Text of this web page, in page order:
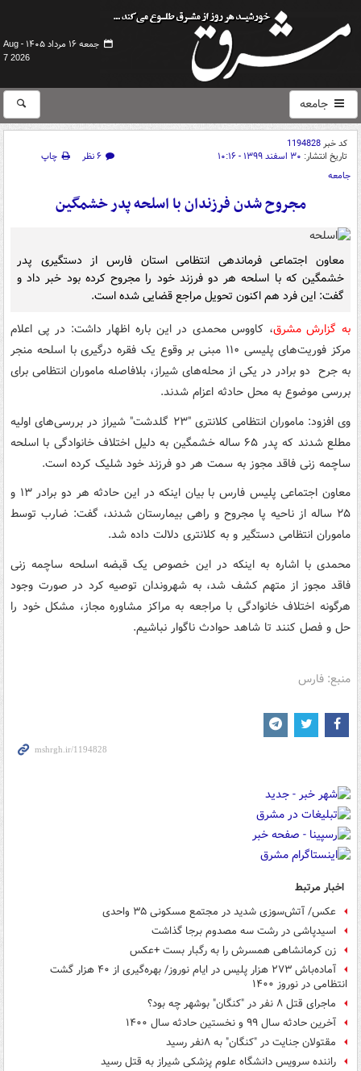
جمعه ۱۶ مرداد ۱۴۰۵ -
Aug
7 2026
جامعه
کد خبر1194828
تاریخ انتشار: ۳۰ اسفند ۱۳۹۹ - ۱۰:۱۶ ۶ نظر
چاپ
جامعه
مجروح شدن فرزندان با اسلحه پدر خشمگین
معاون اجتماعی فرماندهی انتظامی استان فارس از دستگیری پدر
خشمگین که با اسلحه هر دو فرزند خود را مجروح کرده بود خبر داد و
گفت: این فرد هم اکنون تحویل مراجع قضایی شده است.
به گزارش مشرق، کاووس محمدی در این باره اظهار داشت: در پی اعلام
مرکز فوریت‌های پلیسی ۱۱۰ مبنی بر وقوع یک فقره درگیری با اسلحه منجر
به جرح دو برادر در یکی از محله‌های شیراز، بلافاصله ماموران انتظامی برای
بررسی موضوع به محل حادثه اعزام شدند.
وی افزود: ماموران انتظامی کلانتری "۲۳ گلدشت" شیراز در بررسی‌های اولیه
مطلع شدند که پدر ۶۵ ساله خشمگین به دلیل اختلاف خانوادگی با اسلحه
ساچمه زنی فاقد مجوز به سمت هر دو فرزند خود شلیک کرده است.
معاون اجتماعی پلیس فارس با بیان اینکه در این حادثه هر دو برادر ۱۳ و
۲۵ ساله از ناحیه پا مجروح و راهی بیمارستان شدند، گفت: ضارب توسط
ماموران انتظامی دستگیر و به کلانتری دلالت داده شد.
محمدی با اشاره به اینکه در این خصوص یک قبضه اسلحه ساچمه زنی
فاقد مجوز از متهم کشف شد، به شهروندان توصیه کرد در صورت وجود
هرگونه اختلاف خانوادگی با مراجعه به مراکز مشاوره مجاز، مشکل خود را
حل و فصل کنند تا شاهد حوادث ناگوار نباشیم.
منبع: فارس
اخبار مرتبط
عکس/ آتش‌سوزی شدید در مجتمع مسکونی ۳۵ واحدی
اسیدپاشی در رشت سه مصدوم برجا گذاشت
زن کرمانشاهی همسرش را به رگبار بست +عکس
آماده‌باش ۲۷۳ هزار پلیس در ایام نوروز/ بهره‌گیری از ۴۰ هزار گشت
انتظامی در نوروز ۱۴۰۰
ماجرای قتل ۸ نفر در "کنگان" بوشهر چه بود؟
آخرین حادثه سال ۹۹ و نخستین حادثه سال ۱۴۰۰
مقتولان جنایت در "کنگان" به ۸نفر رسید
راننده سرویس دانشگاه علوم پزشکی شیراز به قتل رسید